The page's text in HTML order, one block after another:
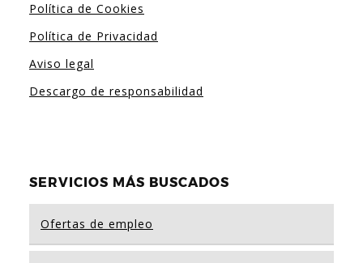
Política de Cookies
Política de Privacidad
Aviso legal
Descargo de responsabilidad
SERVICIOS MÁS BUSCADOS
Ofertas de empleo